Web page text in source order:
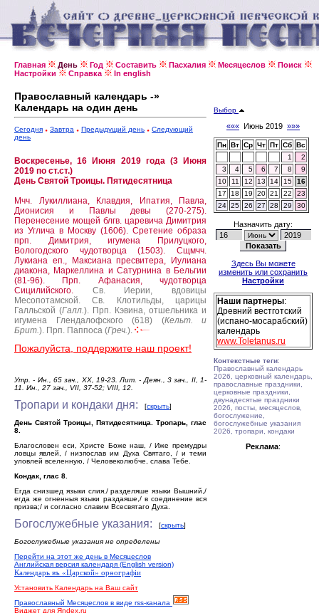
Главная День Год Составить Пасхалия Месяцеслов
Поиск
Настройки
Справка In english
Православный календарь -»
Календарь на один день
Сегодня Завтра Предыдущий день
Следующий
день
Воскресенье, 16 Июня 2019 года (3 Июня
2019 по ст.ст.)
День Святой Троицы. Пятидесятница
Мчч. Лукиллиана, Клавдия, Ипатия, Павла,
Дионисия и Павлы девы (270-275).
Перенесение мощей блгв. царевича Димитрия
из Углича в Москву (1606). Сретение образа
прп. Димитрия, игумена Прилуцкого,
Вологодского чудотворца (1503). Сщмчч.
Лукиана еп., Максиана пресвитера, Иулиана
диакона, Маркеллина и Сатурнина в Бельгии
(81-96).
Прп. Афанасия, чудотворца
Сицилийского. Св. Иерии, вдовицы
Месопотамской.
Св. Клотильды, царицы
Галльской (Галл.). Прп. Кэвина, отшельника и
игумена Глендалофского (618) (Кельт. и
Брит.). Прп. Паппоса (Греч.).
Пожалуйста, поддержите наш проект!
Утр. - Ин., 65 зач., XX, 19-23. Лит. - Деян., 3 зач., II, 1-
11. Ин., 27 зач., VII, 37-52; VIII, 12.
Тропари и кондаки дня: [скрыть]
День Святой Троицы, Пятидесятница. Тропарь, глас
8.
Благословен еси, Христе Боже наш, / Иже премудры
ловцы явлей, / низпослав им Духа Святаго, / и теми
уловлей вселенную, / Человеколюбче, слава Тебе.
Кондак, глас 8.
Егда снизшед языки слия,/ разделяше языки Вышний,/
егда же огненныя языки раздаяше,/ в соединение вся
призва;/ и согласно славим Всесвятаго Духа.
Богослужебные указания: [скрыть]
Богослужебные указания не определены
Перейти на этот же день в Месяцеслов
Английская версия календаря (English version)
Календарь въ «Царской» орѳографiи
Установить Календарь на Ваш сайт
Православный Месяцеслов в виде rss-канала
Виджет для Яndex.ru
Выбор
««« Июнь 2019 »»»
Пн Вт Ср Чт Пт Сб Вс
1
2
3
4 5 6 7 8
9
10
11 12 13 14 15
16
17
18 19 20 21 22
23
24 25 26 27 28 29 30
Назначить дату:
Здесь Вы можете
изменить или сохранить
Настройки
Наши партнеры:
Древний вестготский
(испано-мосарабский)
календарь
www.Toletanus.ru
Контекстные теги:
Православный календарь
2026, церковный календарь,
православные праздники,
церковные праздники,
двунадесятые праздники
2026, посты, месяцеслов,
богослужение,
богослужебные указания
2026, тропари, кондаки
Реклама: